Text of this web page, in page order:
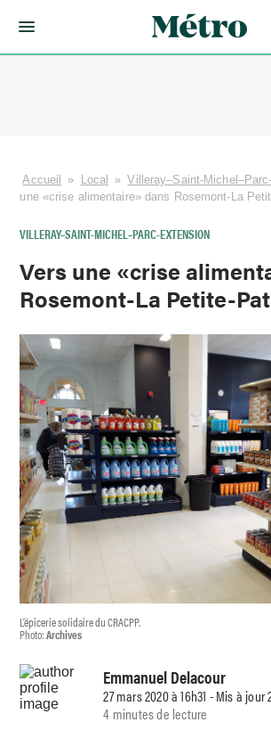
Accueil » Local » Villeray–Saint-
une «crise alimentaire» dans Rosemont-La
VILLERAY–SAINT-MICHEL–PARC-EXTENSION
Vers une «crise
Rosemont-La Petite-
L’épicerie solidaire du CRACPP.
Photo:Archives
Emmanuel Delacour
27 mars 2020 à 16h31 - Mis à jour
4 minutes de lecture